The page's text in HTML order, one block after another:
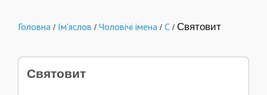
Головна / Ім'яслов / Чоловічі імена / С / Святовит
Святовит